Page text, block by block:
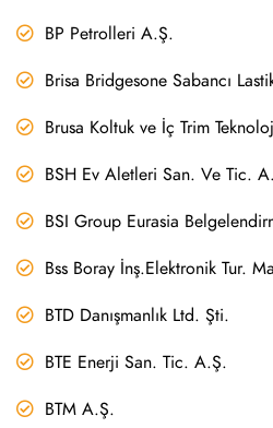
BP Petrolleri A.Ş.
Brisa Bridgesone Sabancı
Brusa Koltuk ve İç Trim
BSH Ev Aletleri San. Ve Tic.
BSI Group Eurasia
Bss Boray İnş.Elektronik Tur.
BTD Danışmanlık Ltd. Şti.
BTE Enerji San. Tic. A.Ş.
BTM A.Ş.